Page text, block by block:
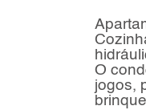
O
jogos,